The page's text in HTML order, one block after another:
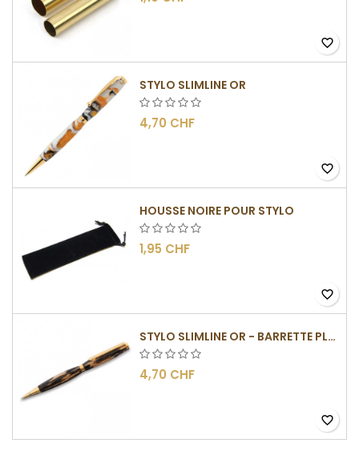
favorite_border
STYLO SLIMLINE OR
4,70 CHF
favorite_border
HOUSSE NOIRE POUR STYLO
1,95 CHF
favorite_border
STYLO SLIMLINE OR - BARRETTE PLATE
4,70 CHF
favorite_border